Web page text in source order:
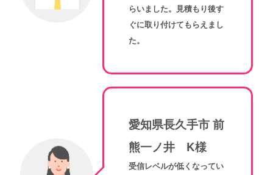
らいました。見積もり後す
ぐに取り付けてもらえまし
た。
愛知県長久手市 前
熊一ノ井 K様
受信レベルが低くなってい